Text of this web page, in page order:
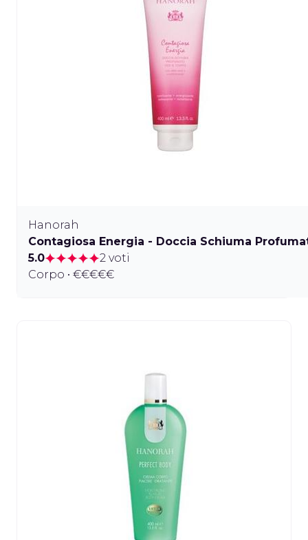
Hanorah
Contagiosa Energia - Doccia Schiuma
5.0
2 voti
Corpo • €€€€€